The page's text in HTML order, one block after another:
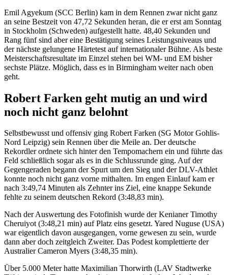
Emil Agyekum (SCC Berlin) kam in dem Rennen zwar nicht ganz
an seine Bestzeit von 47,72 Sekunden heran, die er erst am Sonntag
in Stockholm (Schweden) aufgestellt hatte. 48,40 Sekunden und
Rang fünf sind aber eine Bestätigung seines Leistungsniveaus und
der nächste gelungene Härtetest auf internationaler Bühne. Als beste
Meisterschaftsresultate im Einzel stehen bei WM- und EM bisher
sechste Plätze. Möglich, dass es in Birmingham weiter nach oben
geht.
Robert Farken geht mutig an und wird
noch nicht ganz belohnt
Selbstbewusst und offensiv ging Robert Farken (SG Motor Gohlis-
Nord Leipzig) sein Rennen über die Meile an. Der deutsche
Rekordler ordnete sich hinter den Tempomachern ein und führte das
Feld schließlich sogar als es in die Schlussrunde ging. Auf der
Gegengeraden begann der Spurt um den Sieg und der DLV-Athlet
konnte noch nicht ganz vorne mithalten. Im engen Einlauf kam er
nach 3:49,74 Minuten als Zehnter ins Ziel, eine knappe Sekunde
fehlte zu seinem deutschen Rekord (3:48,83 min).
Nach der Auswertung des Fotofinish wurde der Kenianer Timothy
Cheruiyot (3:48,21 min) auf Platz eins gesetzt. Yared Nuguse (USA)
war eigentlich davon ausgegangen, vorne gewesen zu sein, wurde
dann aber doch zeitgleich Zweiter. Das Podest komplettierte der
Australier Cameron Myers (3:48,35 min).
Über 5.000 Meter hatte Maximilian Thorwirth (LAV Stadtwerke